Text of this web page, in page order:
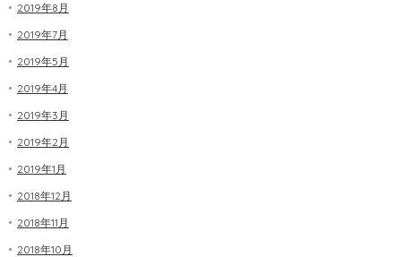
2019年8月
2019年7月
2019年5月
2019年4月
2019年3月
2019年2月
2019年1月
2018年12月
2018年11月
2018年10月